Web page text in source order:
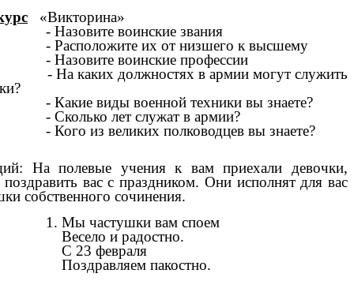
«Викторина»
воинские звания
их от низшего к высшему
воинские профессии
должностях в армии могут служить
виды военной техники вы знаете?
лет служат в армии?
из великих полководцев вы знаете?
На полевые учения к вам приехали девочки,
вас с праздником. Они исполнят для вас
собственного сочинения.
частушки вам споем
и радостно.
февраля
пакостно.